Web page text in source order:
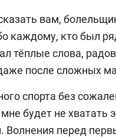
вам,
каждому, кто был
тёплые слова,
после сложных
спорта без
будет не хватать
Волнения перед